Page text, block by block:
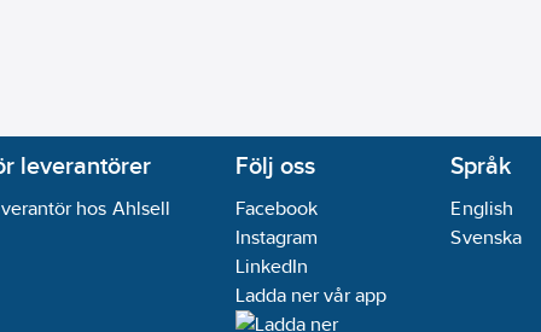
leverantörer
hos Ahlsell
Följ oss
Facebook
Instagram
LinkedIn
Ladda ner vår app
Språk
English
Svenska